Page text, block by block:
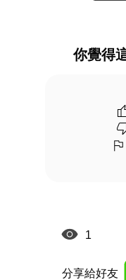
你覺得
1
分享給好友